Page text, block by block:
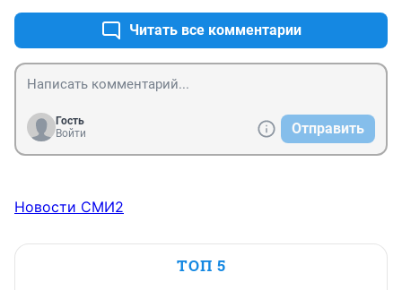
Читать все комментарии
Гость
Войти
Отправить
Новости СМИ2
ТОП 5